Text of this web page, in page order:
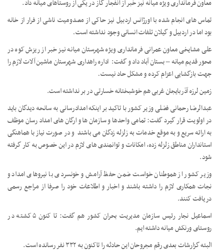
معاون فرمانداری ویژه میانه نیز خبر از انفجار گاز در یکی از روستاهای میانه داد.
تماس های انجام شده با اورژانس اردبیل نیز حاکی از مصدومیت ناشی از فرار از خانه
بود اما در اردبیل و گیلان تلفات انسانی وجود نداشته است.
علی مشایخی معاون عمرانی فرمانداری ویژه شهرستان میانه نیز خبر از ریزش کوه در
محور قدیم میانه – بستان آباد داد و گفت: اداره راهداری شهرستان ماشین آلات لازم را
جهت بازگشایی اعزام کرده و مشکل حاد نیست.
زمین لرزه آذربایجان غربی هم خوشبختانه خسارتی در بر نداشته است.
عبدالرضا رحمانی فضلی وزیر کشور با تاکید بر اینکه امدادرسانی به سانحه دیدگان باید
در اولویت قرار گیرد گفت: تمامی واحدها و سازمان ها و ارگان های امداد رسان موظف
به ارائه سریع و به موقع خدمات به زلزله زدگان می باشند و در صورت نیاز با هماهنگی
استانداران مناطق زلزله زده، امکانات و توانمندی های لازم در این خصوص به کار گرفته
شود.
وزیر کشور از هموطنان خواست ضمن حفظ آرامش و خونسردی با نیروهای امداد و
نجات همکاری لازم را داشته باشند و اخبار و اطلاعات خود را صرفا از مراجع رسمی
دریافت کنند.
اسماعیل نجار رئیس سازمان مدیریت بحران کشور هم گفت: تا کنون ۵ کشته در
روستای ورنکش میانه داشته ایم.
البته گزارشات بعدی رقم مجروحان این حادثه را تاکنون به ۳۳۲ نفر رسانده است.